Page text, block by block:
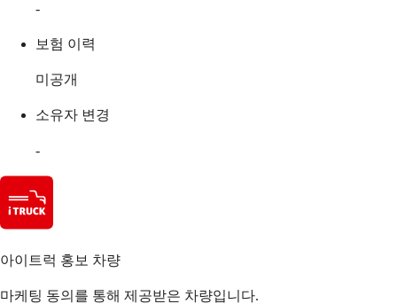
-
보험 이력
미공개
소유자 변경
-
아이트럭 홍보 차량
마케팅 동의를 통해 제공받은 차량입니다.